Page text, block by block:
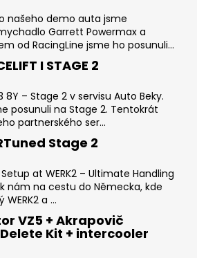
našeho demo auta jsme
Garrett Powermax a
od RacingLine jsme ho posunuli...
I STAGE 2
8Y – Stage 2 v servisu Auto Beky.
posunuli na Stage 2. Tentokrát
partnerského ser...
Stage 2
at WERK2 – Ultimate Handling
nám na cestu do Německa, kde
a ...
VZ5 + Akrapovič
Kit + intercooler